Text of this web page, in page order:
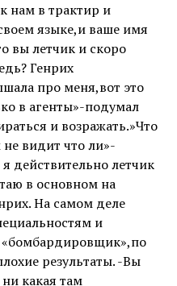
нам в трактир и
языке,и ваше имя
вы летчик и скоро
Генрих
про меня,вот это
в агенты»-подумал
и возражать.»Что
видит что ли»-
действительно летчик
в основном на
На самом деле
и
«бомбардировщик»,по
результаты. -Вы
какая там